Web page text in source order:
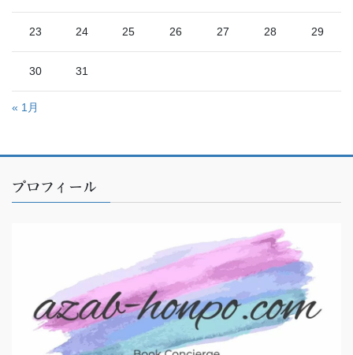
23 24 25 26 27 28 29
30 31
« 1月
プロフィール